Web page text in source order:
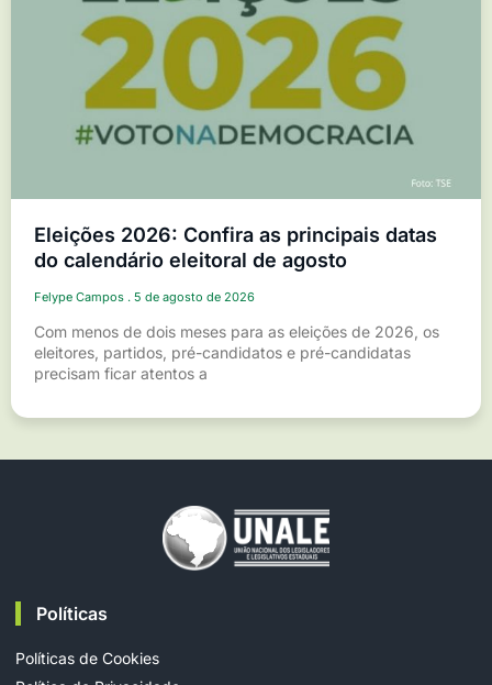
Eleições 2026: Confira as principais datas
do calendário eleitoral de agosto
Felype Campos 5 de agosto de 2026
Com menos de dois meses para as eleições de 2026, os
eleitores, partidos, pré-candidatos e pré-candidatas
precisam ficar atentos a
Políticas
Políticas de Cookies